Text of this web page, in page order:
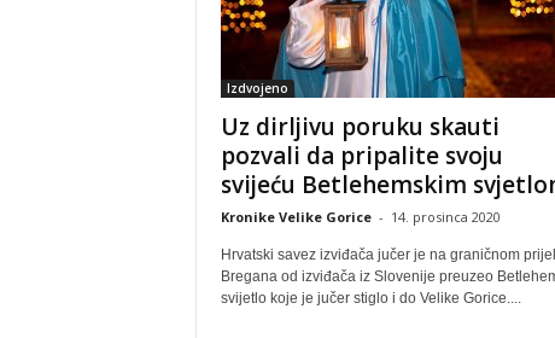
Izdvojeno
Uz dirljivu poruku skauti
pozvali da pripalite svoju
svijeću Betlehemskim
Kronike Velike Gorice - 14. prosinca 2020
Hrvatski savez izviđača jučer je na graničnom
Bregana od izviđača iz Slovenije preuzeo
svijetlo koje je jučer stiglo i do Velike Gorice....